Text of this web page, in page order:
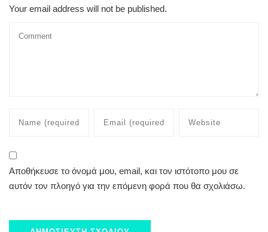
Your email address will not be published.
Αποθήκευσε το όνομά μου, email, και τον ιστότοπο μου σε
αυτόν τον πλοηγό για την επόμενη φορά που θα σχολιάσω.